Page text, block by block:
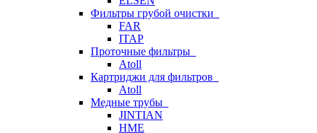
Фильтры грубой очистки
FAR
ITAP
Проточные фильтры
Atoll
Картриджи для фильтров
Atoll
Медные трубы
JINTIAN
HME